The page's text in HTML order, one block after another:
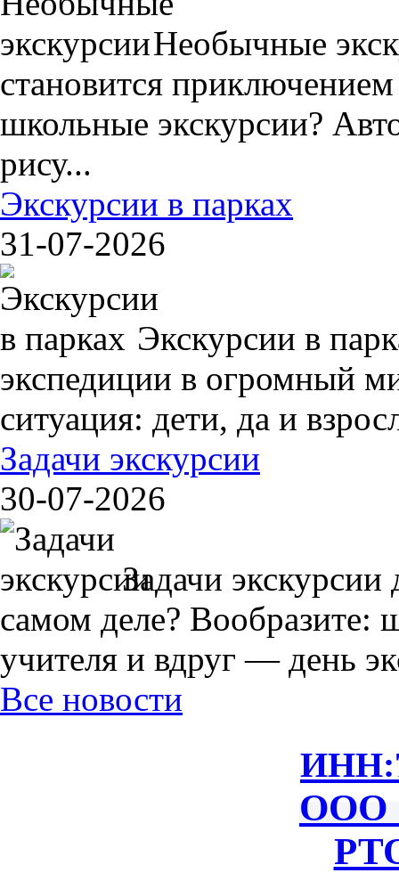
Необычные
становится
школьные экскурсии?
рису...
Экскурсии в парках
31-07-2026
Экскурсии в
экспедиции в огромный
ситуация: дети, да и
Задачи экскурсии
30-07-2026
Задачи
самом деле? Вообразите:
учителя и вдруг — день
Все новости
ИНН:
ООО